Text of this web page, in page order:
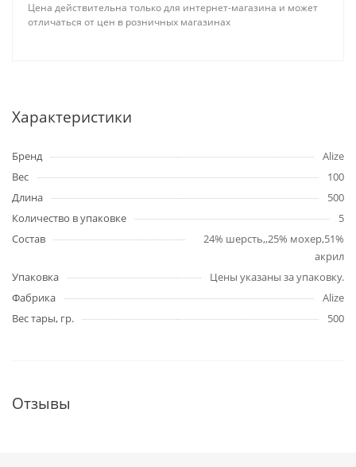
Цена действительна только для интернет-магазина и может
отличаться от цен в розничных магазинах
Характеристики
Бренд
Alize
Вес
100
Длина
500
Количество в упаковке
5
Состав
24% шерсть,,25% мохер,51%
акрил
Упаковка
Цены указаны за упаковку.
Фабрика
Alize
Вес тары, гр.
500
Отзывы